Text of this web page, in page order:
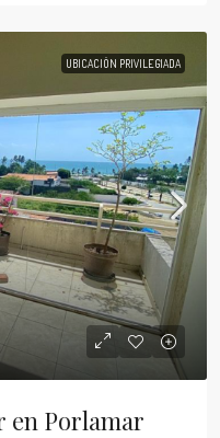
UBICACIÓN PRIVILEGIADA
en Porlamar